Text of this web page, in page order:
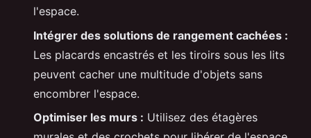
l'espace.
Intégrer des solutions de rangement cachées :
Les placards encastrés et les tiroirs sous les lits
peuvent cacher une multitude d'objets sans
encombrer l'espace.
Optimiser les murs : Utilisez des étagères